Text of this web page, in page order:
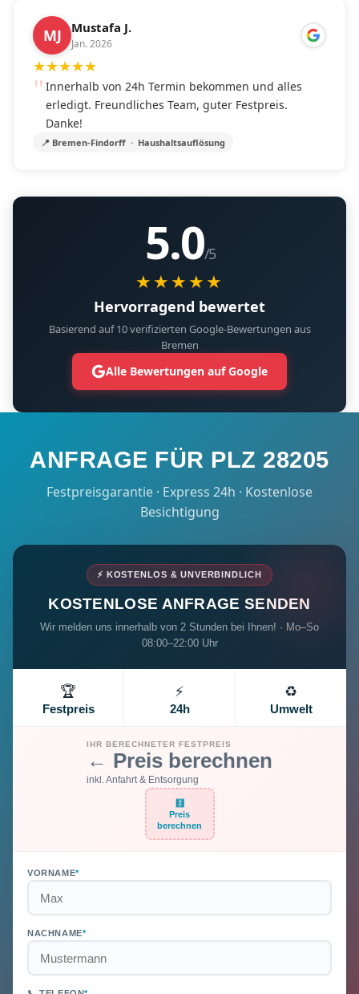
MJ Mustafa J.
Jan. 2026
★★★★★
Innerhalb von 24h Termin bekommen und alles
erledigt. Freundliches Team, guter Festpreis.
Danke!
📍 Bremen-Findorff · Haushaltsauflösung
5.0/5
★★★★★
Hervorragend bewertet
Basierend auf 10 verifizierten Google-Bewertungen aus
Bremen
Alle Bewertungen auf Google
ANFRAGE FÜR PLZ 28205
Festpreisgarantie · Express 24h · Kostenlose
Besichtigung
⚡ KOSTENLOS & UNVERBINDLICH
KOSTENLOSE ANFRAGE SENDEN
Wir melden uns innerhalb von 2 Stunden bei Ihnen! · Mo–So
08:00–22:00 Uhr
🏆
Festpreis
⚡
24h
♻️
Umwelt
IHR BERECHNETER FESTPREIS
← Preis berechnen
inkl. Anfahrt & Entsorgung
🧮
Preis
berechnen
VORNAME*
NACHNAME*